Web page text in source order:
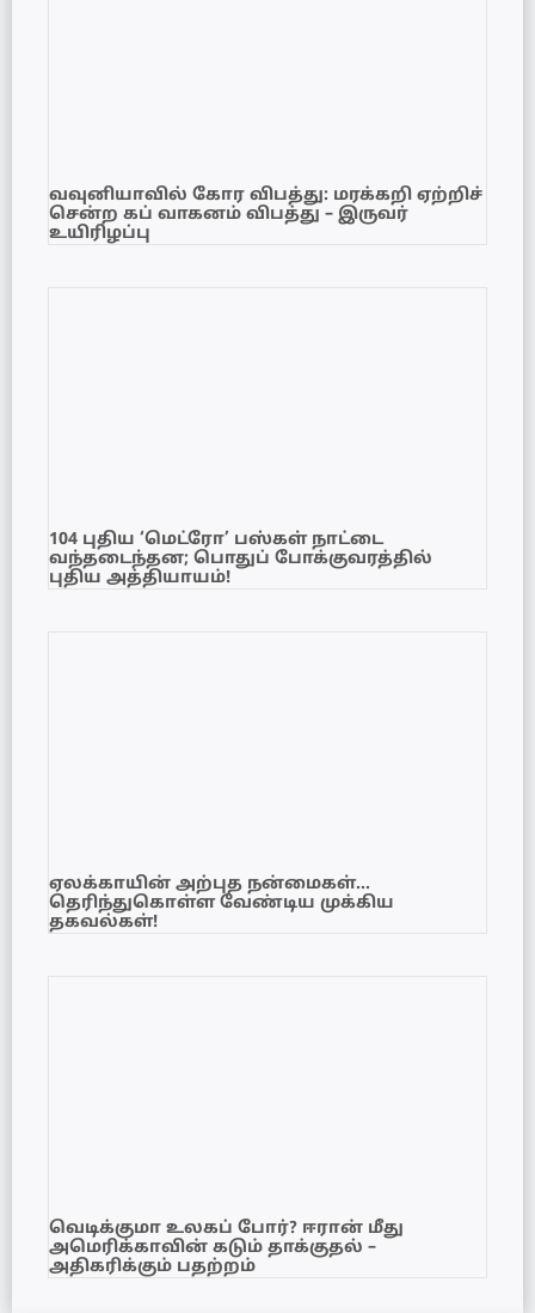
வவுனியாவில் கோர விபத்து: மரக்கறி ஏற்றிச்
சென்ற கப் வாகனம் விபத்து – இருவர்
உயிரிழப்பு
104 புதிய ‘மெட்ரோ’ பஸ்கள் நாட்டை
வந்தடைந்தன; பொதுப் போக்குவரத்தில்
புதிய அத்தியாயம்!
ஏலக்காயின் அற்புத நன்மைகள்…
தெரிந்துகொள்ள வேண்டிய முக்கிய
தகவல்கள்!
வெடிக்குமா உலகப் போர்? ஈரான் மீது
அமெரிக்காவின் கடும் தாக்குதல் –
அதிகரிக்கும் பதற்றம்